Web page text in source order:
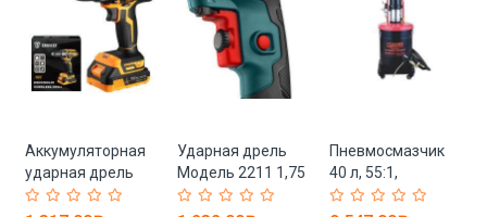
Аккумуляторная
ударная дрель
16V литий-ионная
Ударная дрель
Модель 2211 1,75
кг 13 мм 600 Вт
Пневмосмазчик
40 л, 55:1,
высокого